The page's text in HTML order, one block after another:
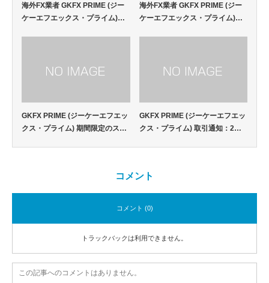
海外FX業者 GKFX PRIME (ジー
ケーエフエックス・プライム)…
海外FX業者 GKFX PRIME (ジー
ケーエフエックス・プライム)…
GKFX PRIME (ジーケーエフエッ
クス・プライム) 期間限定のス…
GKFX PRIME (ジーケーエフエッ
クス・プライム) 取引通知：2…
コメント
コメント (0)
トラックバックは利用できません。
この記事へのコメントはありません。